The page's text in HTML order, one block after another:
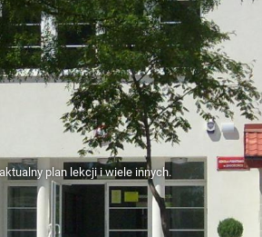
plan lekcji i wiele innych.